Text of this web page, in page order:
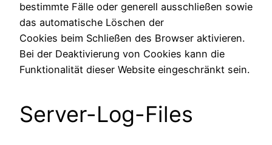
bestimmte Fälle oder generell ausschließen sowie
das automatische Löschen der
Cookies beim Schließen des Browser aktivieren.
Bei der Deaktivierung von Cookies kann die
Funktionalität dieser Website eingeschränkt sein.
Server-Log-Files